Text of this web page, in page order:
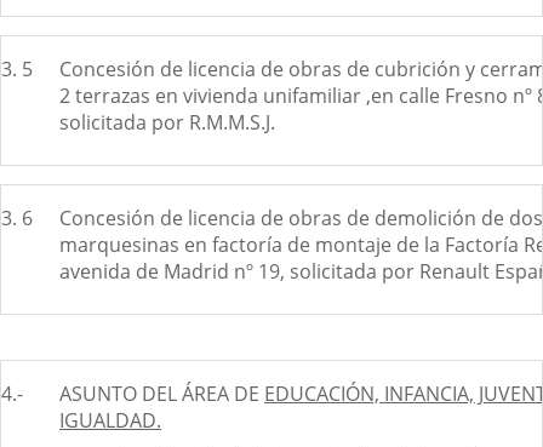
3. 5
Concesión de licencia de obras de cubrición y
2 terrazas en vivienda unifamiliar ,en calle Fresno nº
solicitada por R.M.M.S.J.
3. 6
Concesión de licencia de obras de demolición de dos
marquesinas en factoría de montaje de la Factoría
avenida de Madrid nº 19, solicitada por Renault
4.- ASUNTO DEL ÁREA DE EDUCACIÓN, INFANCIA,
IGUALDAD.